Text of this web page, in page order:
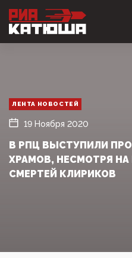
ЛЕНТА НОВОСТЕЙ
19 Ноября 2020
В РПЦ ВЫСТУПИЛИ
ХРАМОВ, НЕСМОТРЯ НА
СМЕРТЕЙ КЛИРИКОВ